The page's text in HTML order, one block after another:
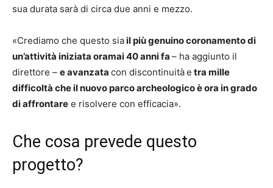
sua durata sarà di circa due anni e mezzo.
«Crediamo che questo siail più genuino coronamento di
un’attività iniziata oramai 40 anni fa – ha aggiunto il
direttore – e avanzata con discontinuitàe tra mille
difficoltà che il nuovo parco archeologico è ora in grado
di affrontare e risolvere con efficacia».
Che cosa prevede questo
progetto?